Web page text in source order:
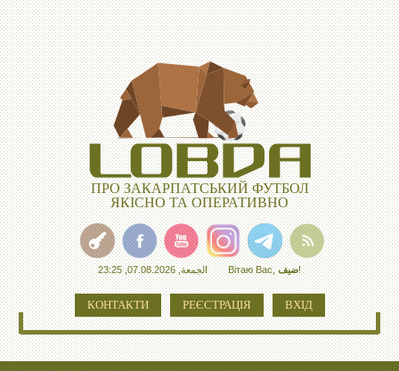
ПРО ЗАКАРПАТСЬКИЙ ФУТБОЛ
ЯКІСНО ТА ОПЕРАТИВНО
الجمعة, 07.08.2026, 23:25 Вітаю Вас,ضيف!
КОНТАКТИ РЕЄСТРАЦІЯ ВХІД